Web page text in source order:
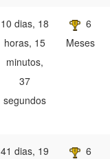
10 dias, 18
horas, 15
minutos,
37
segundos
6
Meses
41 dias, 19
6